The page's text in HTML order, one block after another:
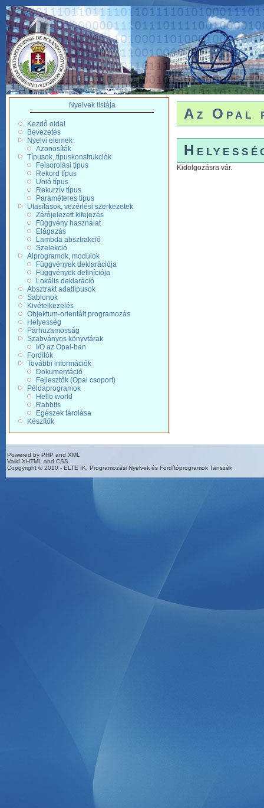
Nyelvek listája
Kezdő oldal
Bevezetés
Nyelvi elemek
Azonosítók
Típusok, típuskonstrukciók
Felsorolási típus
Rekord típus
Unió típus
Rekurzív típus
Paraméteres típus
Utasítások, vezérlési szerkezetek
Zárójelezett kifejezés
Függvény használat
Elágazás
Lambda absztrakció
Szelekció
Alprogramok, modulok
Függvények deklarációja
Függvények definíciója
Lokális deklaráció
Absztrakt adattípusok
Sablonok
Kivételkezelés
Objektum-orientált programozás
Helyesség
Párhuzamosság
Szabványos könyvtárak
I/O az Opal-ban
Fordítók
További információk
Dokumentáció
Fejlesztők (Opal csoport)
Példaprogramok
Hello world
Rabbits
Egészek tárolása
Készítők
Az Opal
Kidolgozásra vár.
Powered by PHP and XML
Valid XHTML and CSS
Copgyright © 2010 - ELTE IK, Programozási Nyelvek és Fordítóprogramok Tanszék